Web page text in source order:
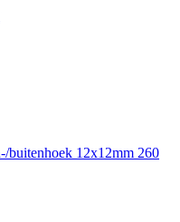
buitenhoek 12x12mm 260